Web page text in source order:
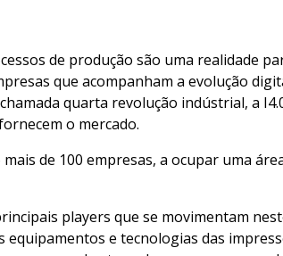
de produção são uma realidade
que acompanham a evolução
quarta revolução indústrial, a
o mercado.
de 100 empresas, a ocupar uma
players que se movimentam
equipamentos e tecnologias das